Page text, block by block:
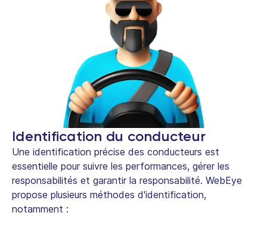
Identification du conducteur
Une identification précise des conducteurs est
essentielle pour suivre les performances, gérer les
responsabilités et garantir la responsabilité. WebEye
propose plusieurs méthodes d'identification,
notamment :